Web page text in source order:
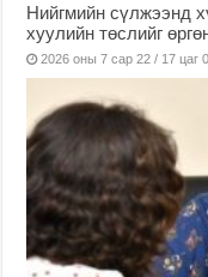
Нийгмийн сүлжээнд
хуулийн төслийг
2026 оны 7 сар 22 / 17 цаг